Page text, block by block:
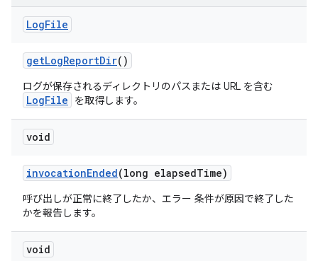
LogFile
getLogReportDir()
ログが保存されるディレクトリのパスまたは URL を含む
LogFile を取得します。
void
invocationEnded(long elapsedTime)
呼び出しが正常に終了したか、エラー 条件が原因で終了した
かを報告します。
void